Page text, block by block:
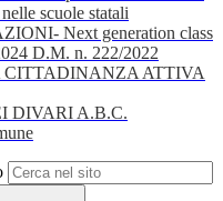
scuole statali
Next generation class
D.M. n. 222/2022
ATTIVA
DIVARI A.B.C.